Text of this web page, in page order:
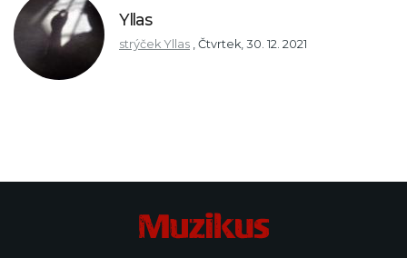
Yllas
strýček Yllas , Čtvrtek, 30. 12. 2021